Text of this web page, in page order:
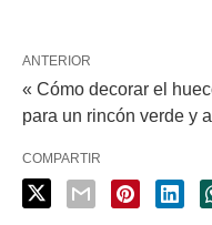
ANTERIOR
« Cómo decorar el
para un rincón verde y
COMPARTIR